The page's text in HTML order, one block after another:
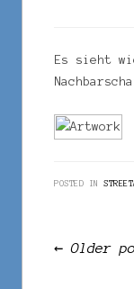
Es sieht
POSTED IN
Post
← Older